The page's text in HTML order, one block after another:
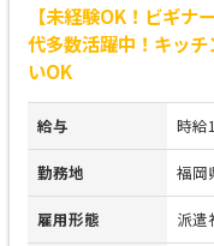
【未経験OK！ビギ
代多数活躍中！キッ
いOK
給与 時給
勤務地 福
雇用形態 派遣